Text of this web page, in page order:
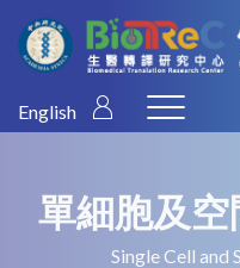
English
單細胞及
Single Cell